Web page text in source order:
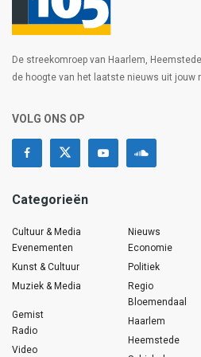
De streekomroep van Haarlem,
de hoogte van het laatste nieuws uit jouw
VOLG ONS OP
Categorieën
Cultuur & Media
Evenementen
Kunst & Cultuur
Muziek & Media
Gemist
Radio
Video
Nieuws
Economie
Politiek
Regio
Bloemendaal
Haarlem
Heemstede